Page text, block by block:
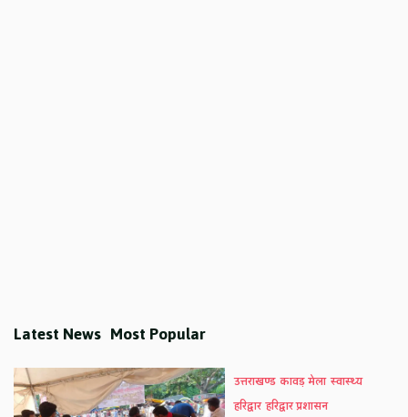
Latest News Most Popular
उत्तराखण्ड कावड़ मेला स्वास्थ्य
हरिद्वार हरिद्वार प्रशासन